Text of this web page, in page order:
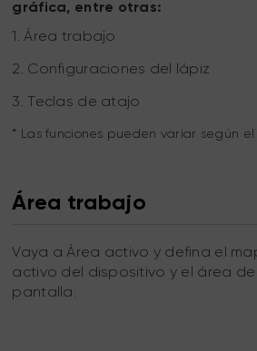
gráfica, entre otras:
1. Área trabajo
2. Configuraciones del lápiz
3. Teclas de atajo
* Las funciones pueden variar según el
Área trabajo
Vaya a Área activo y defina el
activo del dispositivo y el área
pantalla.